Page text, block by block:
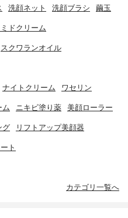
洗顔ネット 洗顔ブラシ 繭玉
ドクリーム
スクワランオイル
ナイトクリーム ワセリン
ム ニキビ塗り薬 美顔ローラー
グ リフトアップ美顔器
ト
カテゴリ一覧へ